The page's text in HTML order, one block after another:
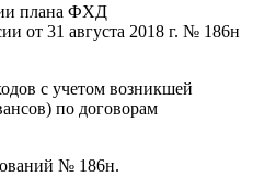
плана ФХД
от 31 августа 2018 г. № 186н
с учетом возникшей
по договорам
№ 186н.